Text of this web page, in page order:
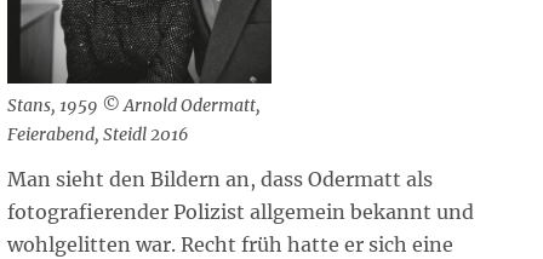
Stans, 1959 © Arnold Odermatt,
Feierabend, Steidl 2016
Man sieht den Bildern an, dass Odermatt als
fotografierender Polizist allgemein bekannt und
wohlgelitten war. Recht früh hatte er sich eine